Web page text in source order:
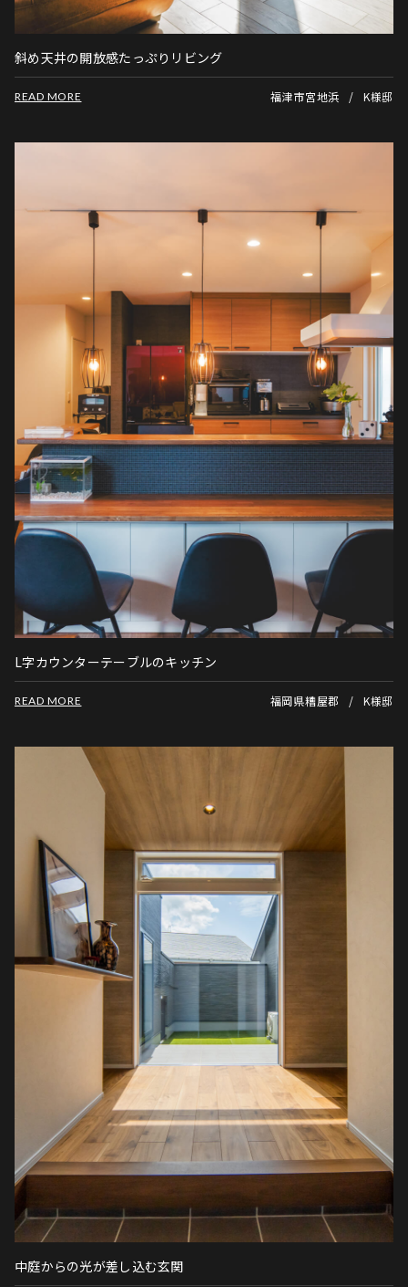
斜め天井の開放感たっぷりリビング
READ MORE 福津市宮地浜 K様邸
L字カウンターテーブルのキッチン
READ MORE 福岡県糟屋郡 K様邸
中庭からの光が差し込む玄関